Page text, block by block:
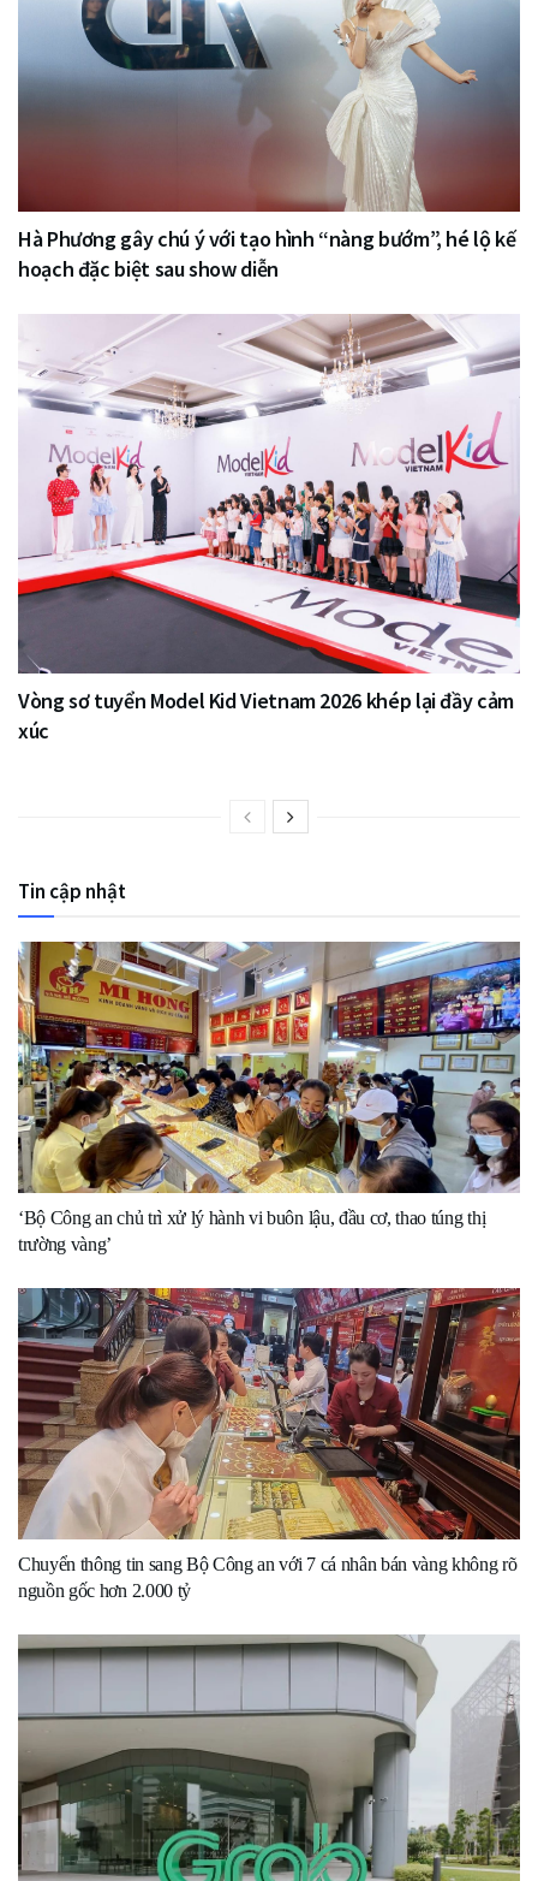
Hà Phương gây chú ý với tạo hình “nàng bướm”, hé lộ kế
hoạch đặc biệt sau show diễn
Vòng sơ tuyển Model Kid Vietnam 2026 khép lại đầy cảm
xúc
Tin cập nhật
‘Bộ Công an chủ trì xử lý hành vi buôn lậu, đầu cơ, thao túng thị
trường vàng’
Chuyển thông tin sang Bộ Công an với 7 cá nhân bán vàng không rõ
nguồn gốc hơn 2.000 tỷ